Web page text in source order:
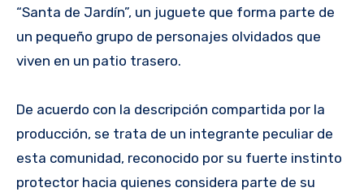
“Santa de Jardín”, un juguete que forma parte de
un pequeño grupo de personajes olvidados que
viven en un patio trasero.
De acuerdo con la descripción compartida por la
producción, se trata de un integrante peculiar de
esta comunidad, reconocido por su fuerte instinto
protector hacia quienes considera parte de su